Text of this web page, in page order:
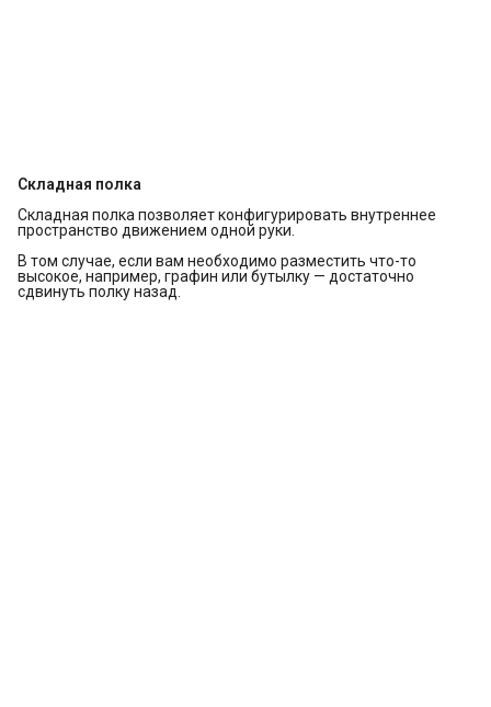
Складная полка
Складная полка позволяет конфигурировать внутреннее
пространство движением одной руки.
В том случае, если вам необходимо разместить что-то
высокое, например, графин или бутылку — достаточно
сдвинуть полку назад.